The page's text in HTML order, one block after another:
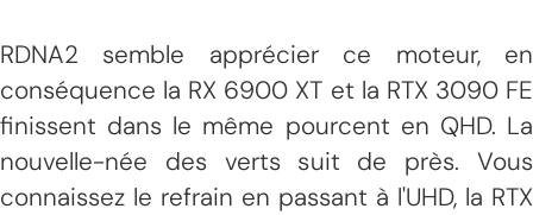
RDNA2 semble apprécier ce moteur, en
conséquence la RX 6900 XT et la RTX 3090 FE
finissent dans le même pourcent en QHD. La
nouvelle-née des verts suit de près. Vous
connaissez le refrain en passant à l'UHD, la RTX